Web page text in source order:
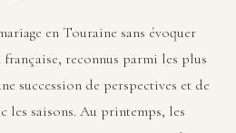
en Touraine sans évoquer
reconnus parmi les plus
succession de perspectives et de
les saisons. Au printemps, les